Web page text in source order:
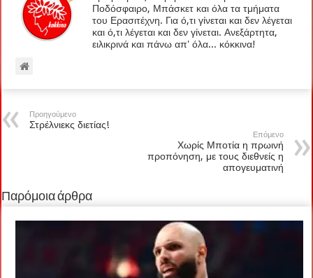
Ποδόσφαιρο, Μπάσκετ και όλα τα τμήματα
του Ερασιτέχνη. Για ό,τι γίνεται και δεν λέγεται
και ό,τι λέγεται και δεν γίνεται. Ανεξάρτητα,
ειλικρινά και πάνω απ' όλα... κόκκινα!
Προηγούμενο
Στρέλνιεκς διετίας!
Επόμενο
Χωρίς Μποτία η πρωινή
προπόνηση, με τους διεθνείς η
απογευματινή
Παρόμοια άρθρα